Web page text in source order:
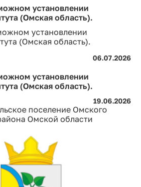
поселение Омского
Омской области
установлении
(Омская область).
установлении
(Омская область).
06.07.2026
установлении
(Омская область).
19.06.2026